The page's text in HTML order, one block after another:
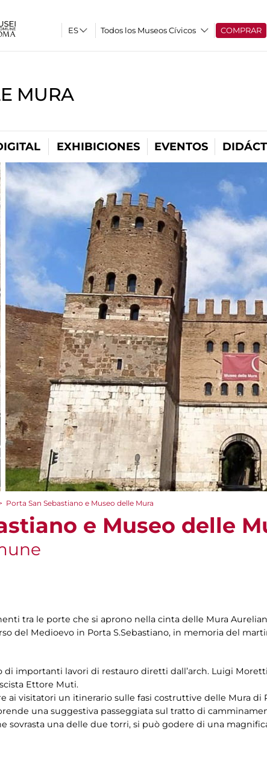
Todos los Museos Cívicos COMPRAR
MURA
EXHIBICIONES EVENTOS
Porta San Sebastiano e Museo delle Mura
e Museo delle
tra le porte che si aprono nella cinta delle Mura
del Medioevo in Porta S.Sebastiano, in memoria del
di importanti lavori di restauro diretti dall’arch. Luigi
Ettore Muti.
ai visitatori un itinerario sulle fasi costruttive delle Mura di
una suggestiva passeggiata sul tratto di
sovrasta una delle due torri, si può godere di una